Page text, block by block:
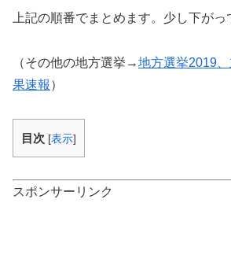
上記の順番でまとめます。少し下がっ
（その他の地方選挙→地方選挙2019
果速報 ）
目次 [表示]
スポンサーリンク